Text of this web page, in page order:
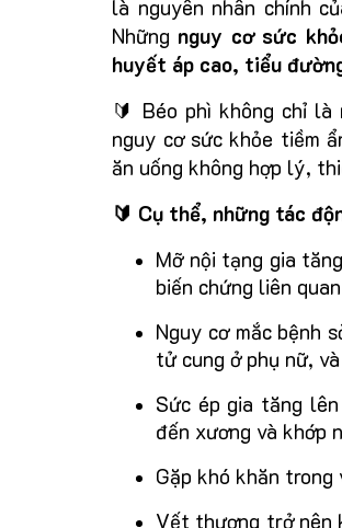
là nguyên nhân chính
Những nguy cơ sức
huyết áp cao, tiểu
🔰 Béo phì không chỉ
nguy cơ sức khỏe tiềm
ăn uống không hợp lý,
🔰 Cụ thể, những tác
Mỡ nội tạng gia
biến chứng liên
Nguy cơ mắc bệnh
tử cung ở phụ nữ,
Sức ép gia tăng
đến xương và khớp
Gặp khó khăn
Vết thương trở nên